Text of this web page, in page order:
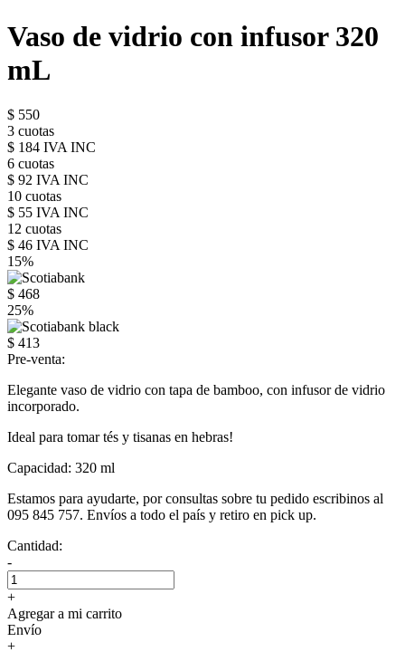
Vaso de vidrio con infusor 320
mL
$ 550
3 cuotas
$ 184 IVA INC
6 cuotas
$ 92 IVA INC
10 cuotas
$ 55 IVA INC
12 cuotas
$ 46 IVA INC
15%
$ 468
25%
$ 413
Pre-venta:
Elegante vaso de vidrio con tapa de bamboo, con infusor de vidrio
incorporado.
Ideal para tomar tés y tisanas en hebras!
Capacidad: 320 ml
Estamos para ayudarte, por consultas sobre tu pedido escribinos al
095 845 757. Envíos a todo el país y retiro en pick up.
Cantidad:
-
+
Agregar a mi carrito
Envío
+